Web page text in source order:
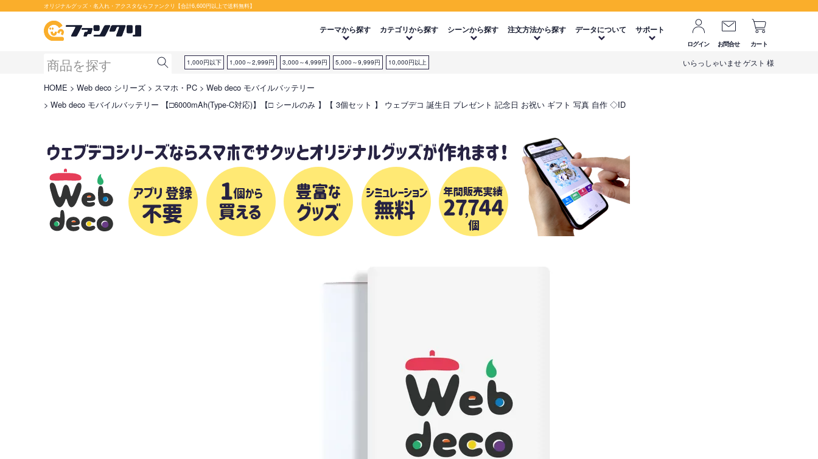
オリジナルグッズ・名入れ・アクスタならファンクリ【合計6,600円以上で送料無料】
テーマから探す カテゴリから探す シーンから探す 注文方法から探す データについて サポート
ログイン お問合せ カート
1,000円以下 1,000～2,999円 3,000～4,999円 5,000～9,999円 10,000円以上 いらっしゃいませ ゲスト 様
HOME Web deco シリーズ スマホ・PC
Web deco モバイルバッテリー
Web deco モバイルバッテリー 【□6000mAh(Type-C対応)】【□ シールのみ 】【 3個セット 】 ウェブデコ 誕生日 プレゼント 記念日 お祝い ギフト 写真 自作 ◇ID